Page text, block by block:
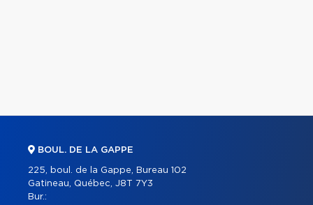
BOUL. DE LA GAPPE
225, boul. de la Gappe, Bureau 102
Gatineau, Québec, J8T 7Y3
Bur.: